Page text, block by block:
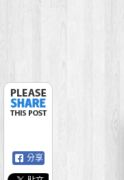
分享